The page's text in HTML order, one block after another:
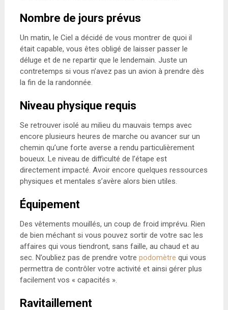
Nombre de jours prévus
Un matin, le Ciel a décidé de vous montrer de quoi il
était capable, vous êtes obligé de laisser passer le
déluge et de ne repartir que le lendemain. Juste un
contretemps si vous n’avez pas un avion à prendre dès
la fin de la randonnée.
Niveau physique requis
Se retrouver isolé au milieu du mauvais temps avec
encore plusieurs heures de marche ou avancer sur un
chemin qu’une forte averse a rendu particulièrement
boueux. Le niveau de difficulté de l’étape est
directement impacté. Avoir encore quelques ressources
physiques et mentales s’avère alors bien utiles.
Équipement
Des vêtements mouillés, un coup de froid imprévu. Rien
de bien méchant si vous pouvez sortir de votre sac les
affaires qui vous tiendront, sans faille, au chaud et au
sec. N’oubliez pas de prendre votre podomètre qui vous
permettra de contrôler votre activité et ainsi gérer plus
facilement vos « capacités ».
Ravitaillement